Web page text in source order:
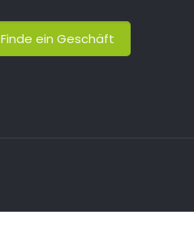
Finde ein Geschäft